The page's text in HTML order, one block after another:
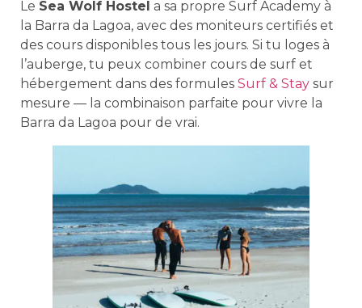
Le Sea Wolf Hostel a sa propre Surf Academy à
la Barra da Lagoa, avec des moniteurs certifiés et
des cours disponibles tous les jours. Si tu loges à
l’auberge, tu peux combiner cours de surf et
hébergement dans des formules Surf & Stay sur
mesure — la combinaison parfaite pour vivre la
Barra da Lagoa pour de vrai.